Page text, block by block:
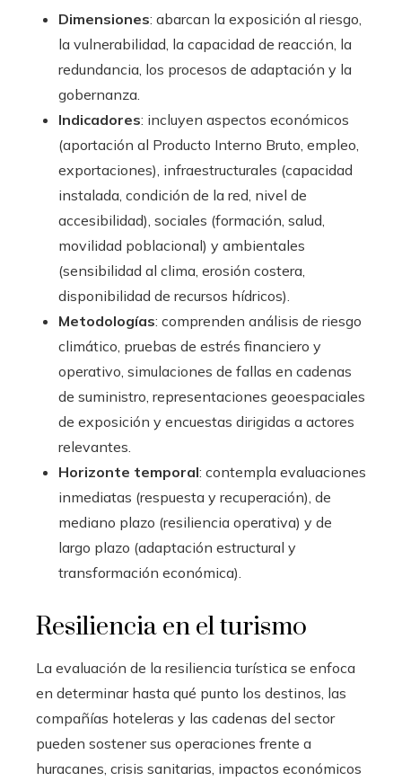
Dimensiones: abarcan la exposición al riesgo,
la vulnerabilidad, la capacidad de reacción, la
redundancia, los procesos de adaptación y la
gobernanza.
Indicadores: incluyen aspectos económicos
(aportación al Producto Interno Bruto, empleo,
exportaciones), infraestructurales (capacidad
instalada, condición de la red, nivel de
accesibilidad), sociales (formación, salud,
movilidad poblacional) y ambientales
(sensibilidad al clima, erosión costera,
disponibilidad de recursos hídricos).
Metodologías: comprenden análisis de riesgo
climático, pruebas de estrés financiero y
operativo, simulaciones de fallas en cadenas
de suministro, representaciones geoespaciales
de exposición y encuestas dirigidas a actores
relevantes.
Horizonte temporal: contempla evaluaciones
inmediatas (respuesta y recuperación), de
mediano plazo (resiliencia operativa) y de
largo plazo (adaptación estructural y
transformación económica).
Resiliencia en el turismo
La evaluación de la resiliencia turística se enfoca
en determinar hasta qué punto los destinos, las
compañías hoteleras y las cadenas del sector
pueden sostener sus operaciones frente a
huracanes, crisis sanitarias, impactos económicos